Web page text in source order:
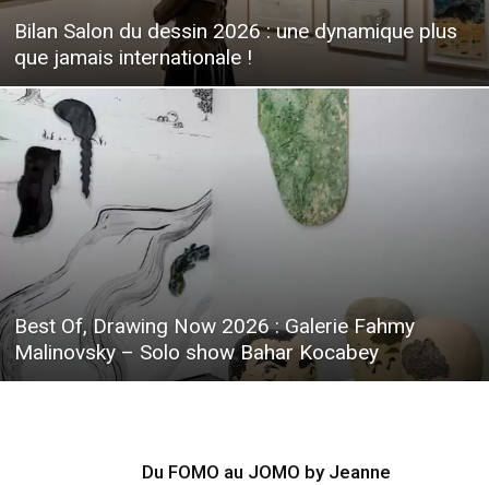
Bilan Salon du dessin 2026 : une dynamique plus
que jamais internationale !
Best Of, Drawing Now 2026 : Galerie Fahmy
Malinovsky – Solo show Bahar Kocabey
Du FOMO au JOMO by Jeanne